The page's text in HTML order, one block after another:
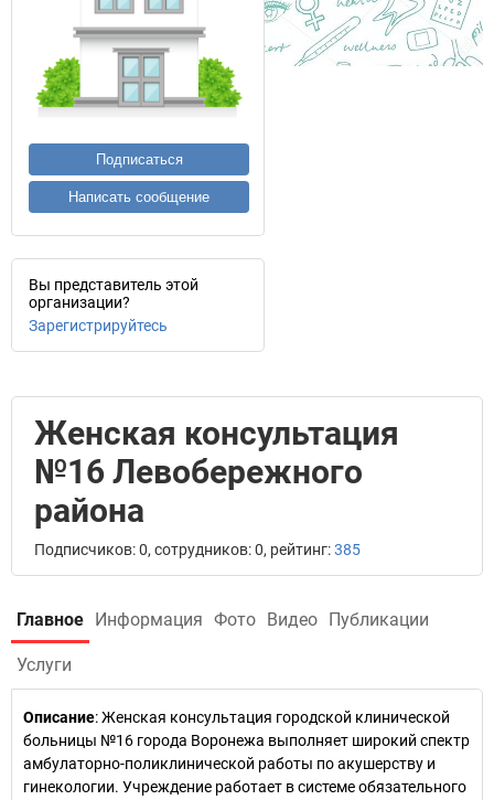
Подписаться
Написать сообщение
Вы представитель этой
организации?
Зарегистрируйтесь
Женская консультация
№16 Левобережного
района
Подписчиков: 0, сотрудников: 0, рейтинг:385
Главное Информация Фото Видео Публикации
Услуги
Описание: Женская консультация городской клинической
больницы №16 города Воронежа выполняет широкий спектр
амбулаторно-поликлинической работы по акушерству и
гинекологии. Учреждение работает в системе обязательного